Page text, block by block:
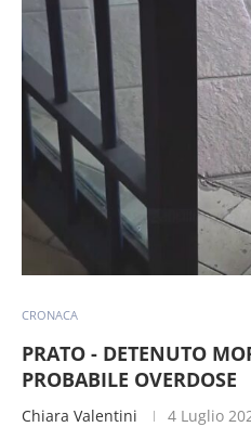
CRONACA
PRATO - DETENUTO
PROBABILE OVERDOSE
Chiara Valentini 4 Luglio